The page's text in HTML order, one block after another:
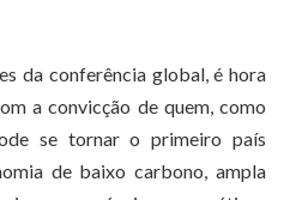
da conferência global, é hora
a convicção de quem, como
se tornar o primeiro país
de baixo carbono, ampla